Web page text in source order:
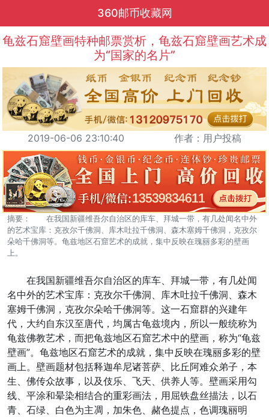
360邮币收藏网
龟兹石窟壁画特种邮票赏析，龟兹石窟壁画艺术成
为“国家的名片”
2019-06-06 23:10:40 作者：用户投稿
摘要： 在我国新疆维吾尔自治区的库车、拜城一带，有几处闻名中外
的艺术宝库：克孜尔千佛洞、库木吐拉千佛洞、森木塞姆千佛洞，克孜尔
朵哈千佛洞等。龟兹地区石窟艺术的成就，集中反映在瑰丽多彩的壁画
上。
在我国新疆维吾尔自治区的库车、拜城一带，有几处闻
名中外的艺术宝库：克孜尔千佛洞、库木吐拉千佛洞、森木
塞姆千佛洞，克孜尔朵哈千佛洞等。这一石窟群的兴建年
代，大约自东汉至唐代，均属古龟兹境内，所以一般统称为
龟兹佛教艺术，而把龟兹地区石窟艺术中的壁画，称为“龟兹
壁画”。龟兹地区石窟艺术的成就，集中反映在瑰丽多彩的壁
画上。壁画题材包括释迦牟尼诸菩萨、比丘阿难众弟子，本
生、佛传众故事，以及伎乐、飞天、供养人等。壁画采用勾
线、平涂和晕染相结合的重彩画法，用屈铁盘丝描法，以石
青、石绿、白色为主凋，加朱色、赭色提点，色调瑰丽明